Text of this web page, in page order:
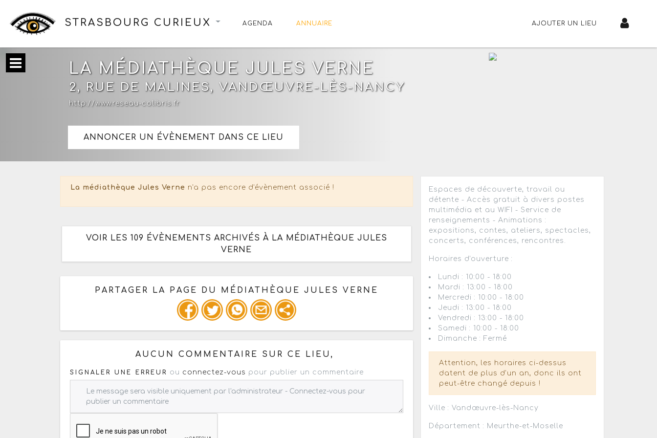
STRASBOURG CURIEUX AGENDA ANNUAIRE AJOUTER UN LIEU
LA MÉDIATHÈQUE JULES VERNE
2, RUE DE MALINES, VANDŒUVRE-LÈS-NANCY
http://www.reseau-colibris.fr
ANNONCER UN ÉVÈNEMENT DANS CE LIEU
La médiathèque Jules Verne n'a pas encore d'évènement associé !
VOIR LES 109 ÉVÈNEMENTS ARCHIVÉS À LA MÉDIATHÈQUE JULES
VERNE
PARTAGER LA PAGE DU MÉDIATHÈQUE JULES VERNE
Ou copiez les infos ci-dessous pour un : mail / forum / réseau social
AUCUN COMMENTAIRE SUR CE LIEU,
SIGNALER UNE ERREUR ou connectez-vous pour publier un commentaire
Espaces de découverte, travail ou
détente - Accès gratuit à divers postes
multimédia et au WIFI - Service de
renseignements - Animations :
expositions, contes, ateliers, spectacles,
concerts, conférences, rencontres.
Horaires d'ouverture :
Lundi : 10:00 - 18:00
Mardi : 13:00 - 18:00
Mercredi : 10:00 - 18:00
Jeudi : 13:00 - 18:00
Vendredi : 13:00 - 18:00
Samedi : 10:00 - 18:00
Dimanche : Fermé
Attention, les horaires ci-dessus
datent de plus d'un an, donc ils ont
peut-être changé depuis !
Ville : Vandœuvre-lès-Nancy
Département : Meurthe-et-Moselle